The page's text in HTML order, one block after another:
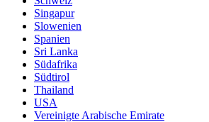
Singapur
Slowenien
Spanien
Sri Lanka
Südafrika
Südtirol
Thailand
USA
Vereinigte Arabische Emirate